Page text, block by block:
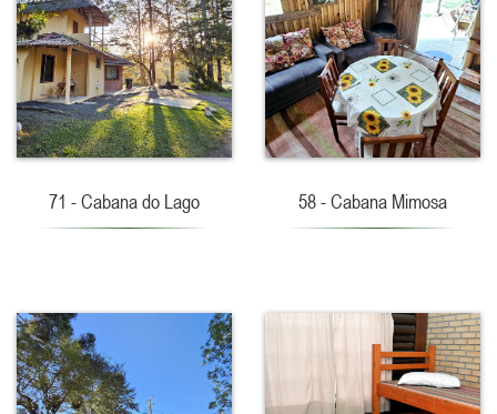
71 - Cabana do Lago 58 - Cabana Mimosa